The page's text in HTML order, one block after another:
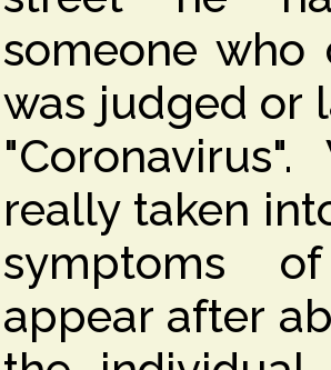
someone who
was judged or
really taken
symptoms
appear after